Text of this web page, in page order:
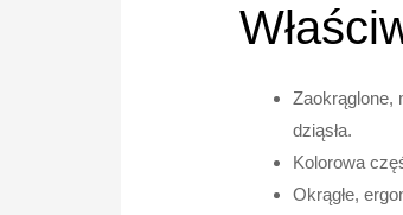
Zaokrąglone,
dziąsła.
Kolorowa
Okrągłe,